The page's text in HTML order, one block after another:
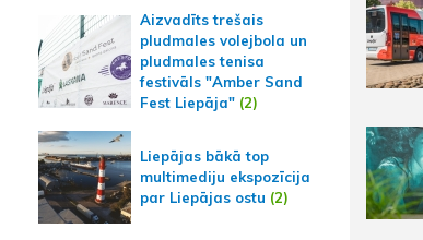
Aizvadīts trešais
pludmales volejbola un
pludmales tenisa
festivāls "Amber Sand
Fest Liepāja"(2)
Liepājas bākā top
multimediju ekspozīcija
par Liepājas ostu (2)